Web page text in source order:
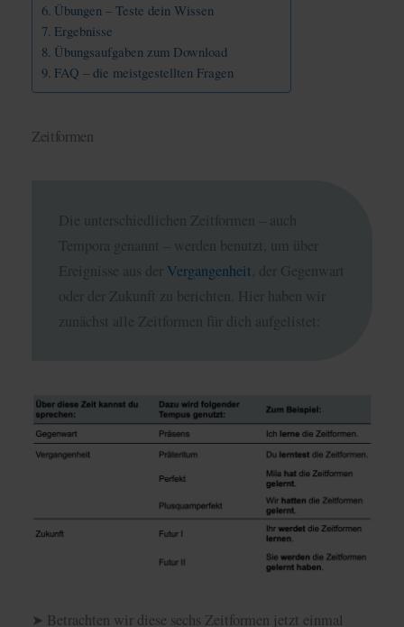
Übungen – Teste dein Wissen
Ergebnisse
Übungsaufgaben zum Download
FAQ – die meistgestellten Fragen
Zeitformen
Die unterschiedlichen Zeitformen – auch
Tempora genannt – werden benutzt, um über
Ereignisse aus der Vergangenheit , der Gegenwart
oder der Zukunft zu berichten. Hier haben wir
zunächst alle Zeitformen für dich aufgelistet:
➤ Betrachten wir diese sechs Zeitformen jetzt einmal